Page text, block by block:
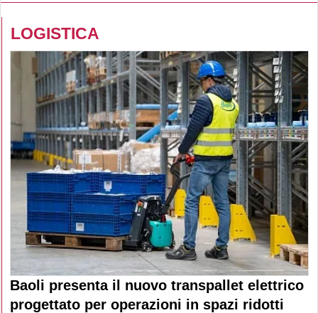
LOGISTICA
Baoli presenta il nuovo transpallet elettrico
progettato per operazioni in spazi ridotti